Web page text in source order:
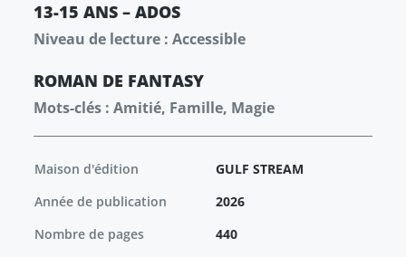
13-15 ANS – ADOS
Niveau de lecture : Accessible
ROMAN DE FANTASY
Mots-clés : Amitié, Famille, Magie
Maison d'édition
GULF STREAM
Année de publication
2026
Nombre de pages
440